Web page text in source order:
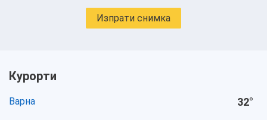
Изпрати снимка
Курорти
Варна 32°